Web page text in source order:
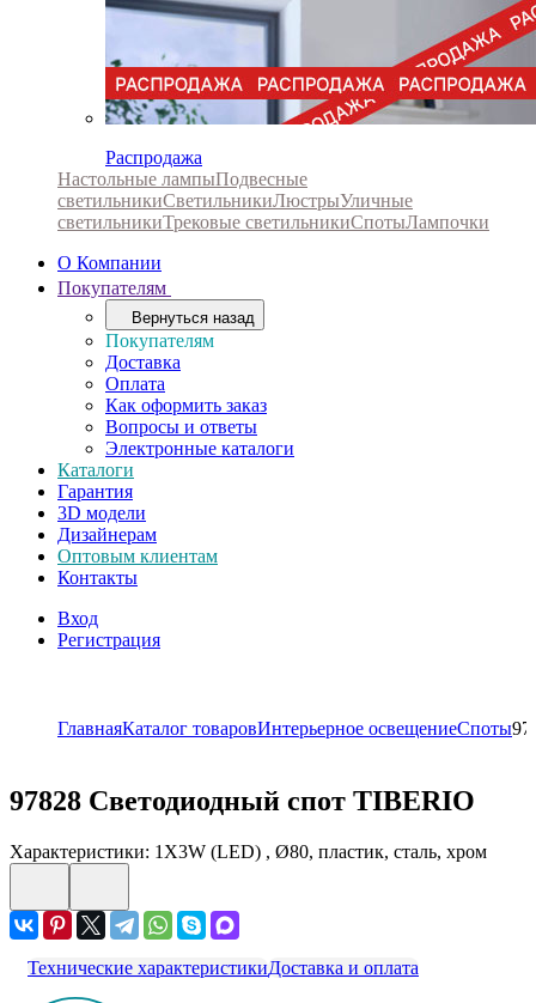
Распродажа
Настольные лампыПодвесные
светильникиСветильникиЛюстрыУличные
светильникиТрековые светильникиСпотыЛампочки
О Компании
Покупателям
Вернуться назад
Покупателям
Доставка
Оплата
Как оформить заказ
Вопросы и ответы
Электронные каталоги
Каталоги
Гарантия
3D модели
Дизайнерам
Оптовым клиентам
Контакты
Вход
Регистрация
ГлавнаяКаталог товаровИнтерьерное освещениеСпоты
97828 Светодиодный спот TIBERIO
Характеристики: 1X3W (LED) , Ø80, пластик, сталь, хром
Технические характеристикиДоставка и оплата